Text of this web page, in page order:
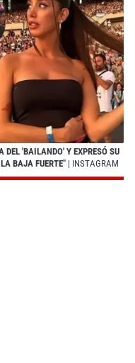
DEL 'BAILANDO' Y EXPRESÓ SU
BAJA FUERTE" | INSTAGRAM